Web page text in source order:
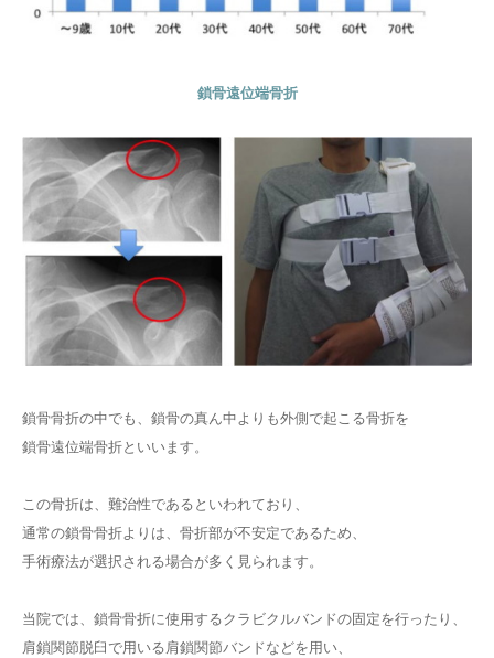
鎖骨遠位端骨折
鎖骨骨折の中でも、鎖骨の真ん中よりも外側で起こる骨折を
鎖骨遠位端骨折といいます。
この骨折は、難治性であるといわれており、
通常の鎖骨骨折よりは、骨折部が不安定であるため、
手術療法が選択される場合が多く見られます。
当院では、鎖骨骨折に使用するクラビクルバンドの固定を行ったり、
肩鎖関節脱臼で用いる肩鎖関節バンドなどを用い、